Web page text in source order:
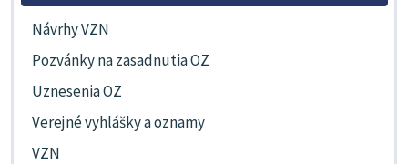
Návrhy VZN
Pozvánky na zasadnutia OZ
Uznesenia OZ
Verejné vyhlášky a oznamy
VZN